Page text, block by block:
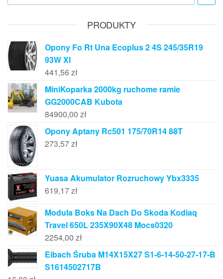
PRODUKTY
Opony Fo Rt Una Ecoplus 2 4S 245/35R19
93W Xl
441,56 zł
MiniKoparka 2000kg ruchome ramie
GG2000CAB Kubota
84900,00 zł
Opony Aptany Rc501 175/70R14 88T
273,57zł
Yuasa Akumulator Rozruchowy Ybx3335
619,17zł
Modula Boks Na Dach Do Skoda Kodiaq
Travel 650L 235X90X48 Mocs0320
2254,00 zł
Eibach Śruba M14X15X27 S1-6-14-50-27-17-B
S1614502717B